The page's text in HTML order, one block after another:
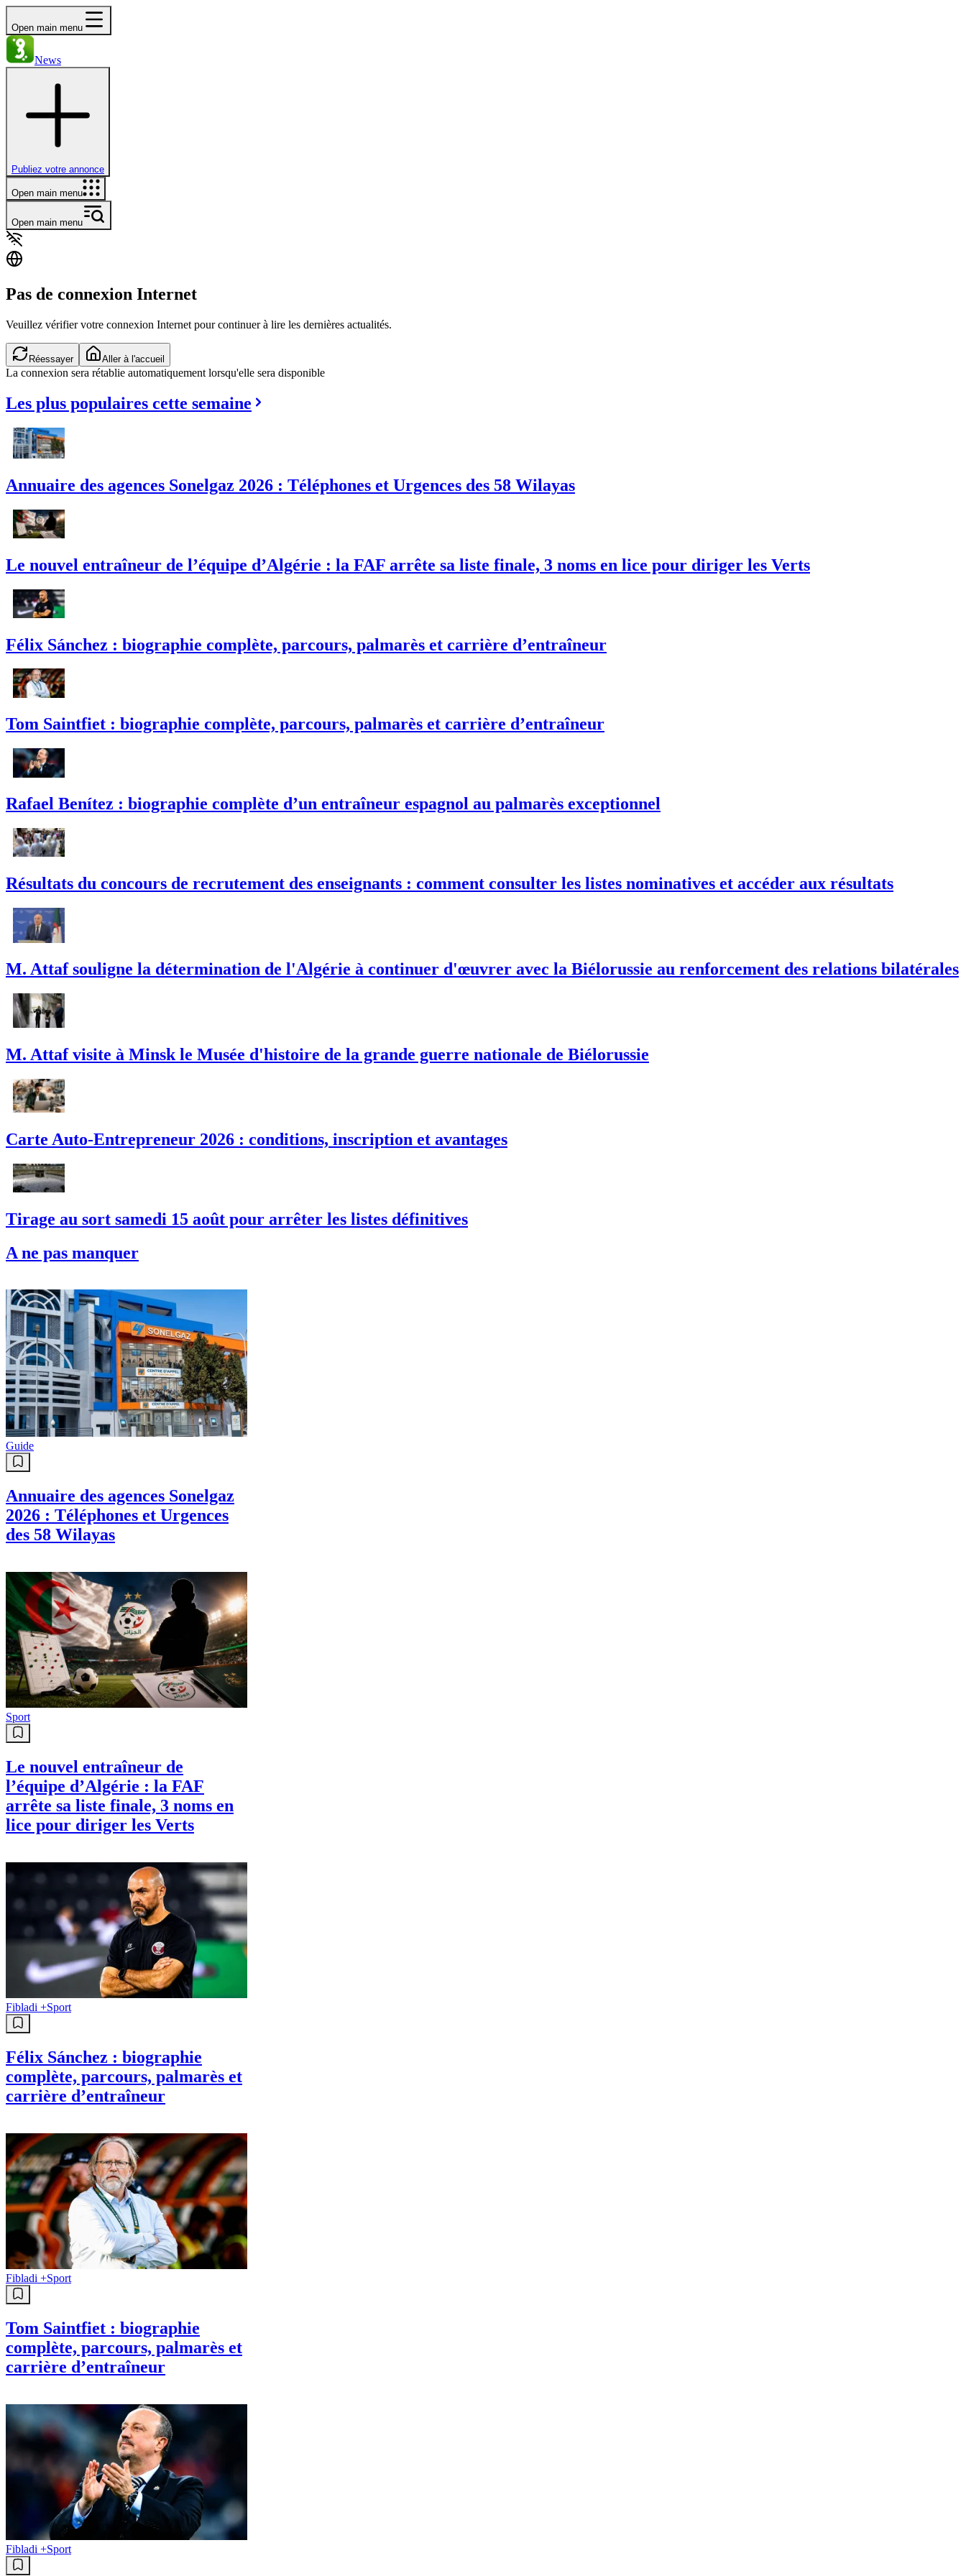
Open main menu
News
Publiez votre annonce
Open main menu
Open main menu
Pas de connexion Internet
Veuillez vérifier votre connexion Internet pour continuer à lire les dernières actualités.
Réessayer Aller à l'accueil
La connexion sera rétablie automatiquement lorsqu'elle sera disponible
Les plus populaires cette semaine
Annuaire des agences Sonelgaz 2026 : Téléphones et Urgences des 58 Wilayas
Le nouvel entraîneur de l’équipe d’Algérie : la FAF arrête sa liste finale, 3 noms en lice pour diriger les Verts
Félix Sánchez : biographie complète, parcours, palmarès et carrière d’entraîneur
Tom Saintfiet : biographie complète, parcours, palmarès et carrière d’entraîneur
Rafael Benítez : biographie complète d’un entraîneur espagnol au palmarès exceptionnel
Résultats du concours de recrutement des enseignants : comment consulter les listes nominatives et accéder aux résultats
M. Attaf souligne la détermination de l'Algérie à continuer d'œuvrer avec la Biélorussie au renforcement des relations bilatérales
M. Attaf visite à Minsk le Musée d'histoire de la grande guerre nationale de Biélorussie
Carte Auto-Entrepreneur 2026 : conditions, inscription et avantages
Tirage au sort samedi 15 août pour arrêter les listes définitives
A ne pas manquer
Guide
Annuaire des agences Sonelgaz
2026 : Téléphones et Urgences
des 58 Wilayas
Sport
Le nouvel entraîneur de
l’équipe d’Algérie : la FAF
arrête sa liste finale, 3 noms en
lice pour diriger les Verts
Fibladi +Sport
Félix Sánchez : biographie
complète, parcours, palmarès et
carrière d’entraîneur
Fibladi +Sport
Tom Saintfiet : biographie
complète, parcours, palmarès et
carrière d’entraîneur
Fibladi +Sport